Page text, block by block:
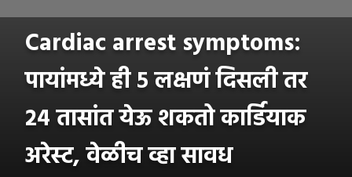
Cardiac arrest symptoms:
पायांमध्ये ही ५ लक्षणं दिसली तर
२४ तासांत येऊ शकतो कार्डियाक
अरेस्ट, वेळीच व्हा सावध